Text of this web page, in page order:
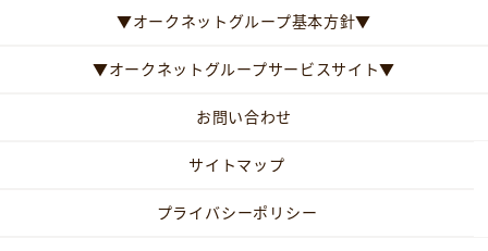
▼オークネットグループ基本方針▼
▼オークネットグループサービスサイト▼
お問い合わせ
サイトマップ
プライバシーポリシー